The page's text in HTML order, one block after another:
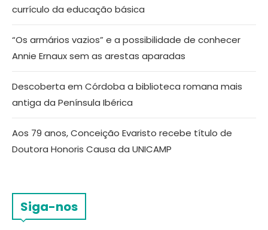
currículo da educação básica
“Os armários vazios” e a possibilidade de conhecer
Annie Ernaux sem as arestas aparadas
Descoberta em Córdoba a biblioteca romana mais
antiga da Península Ibérica
Aos 79 anos, Conceição Evaristo recebe título de
Doutora Honoris Causa da UNICAMP
Siga-nos